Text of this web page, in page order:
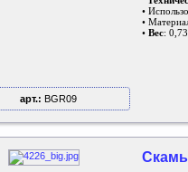
•
•
• Вес:
арт.: BGR09